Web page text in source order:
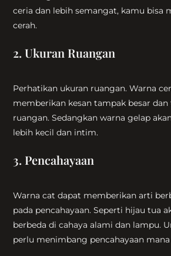
ceria dan lebih semangat, kamu bisa
cerah.
2. Ukuran Ruangan
Perhatikan ukuran ruangan. Warna
memberikan kesan tampak besar
ruangan. Sedangkan warna gelap
lebih kecil dan intim.
3. Pencahayaan
Warna cat dapat memberikan arti
pada pencahayaan. Seperti hijau tua
berbeda di cahaya alami dan lampu.
perlu menimbang pencahayaan mana